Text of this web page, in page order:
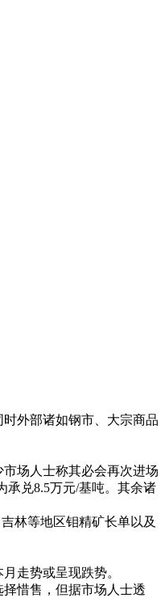
外部诸如钢市、大宗商品
场人士称其必会再次进场
承兑8.5万元/基吨。其余诸
林等地区钼精矿长单以及
走势或呈现跌势。
惜售，但据市场人士透